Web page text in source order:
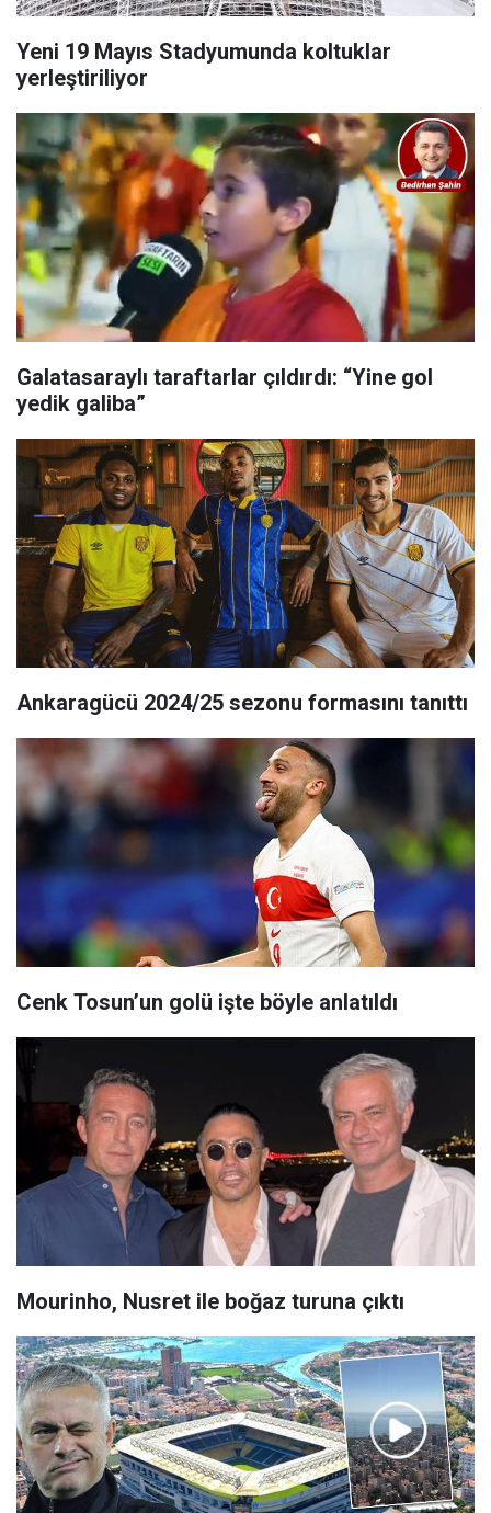
Yeni 19 Mayıs Stadyumunda koltuklar
yerleştiriliyor
Galatasaraylı taraftarlar çıldırdı: “Yine gol
yedik galiba”
Ankaragücü 2024/25 sezonu formasını tanıttı
Cenk Tosun’un golü işte böyle anlatıldı
Mourinho, Nusret ile boğaz turuna çıktı